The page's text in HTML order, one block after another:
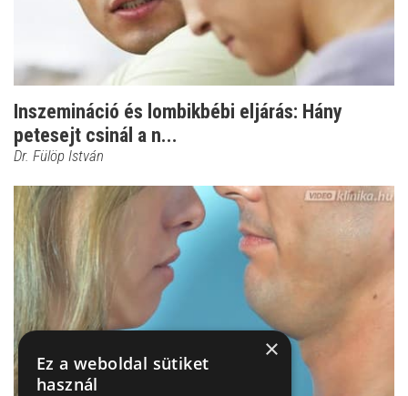
Inszemináció és lombikbébi eljárás: Hány
petesejt csinál a n...
Dr. Fülöp István
×
Ez a weboldal sütiket
használ